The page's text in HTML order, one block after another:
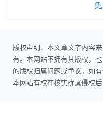
版权声明：本文章文字内容
有。本网站不拥有其版权，
的版权归属问题或争议。如有
本网站有权在核实确属侵权后